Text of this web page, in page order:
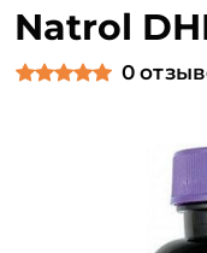
Natrol
0